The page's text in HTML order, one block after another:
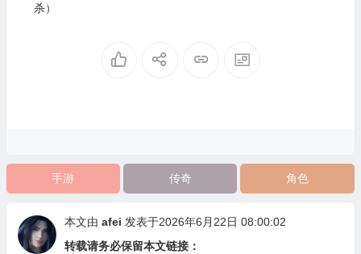
杀）
手游 传奇 角色
本文由 afei 发表于2026年6月22日 08:00:02
转载请务必保留本文链接：